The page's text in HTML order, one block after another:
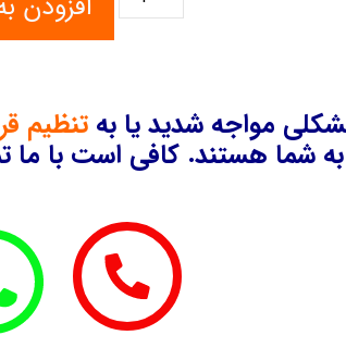
مواجه شدید یا به تنظیم
شما هستند. کافی است با ما